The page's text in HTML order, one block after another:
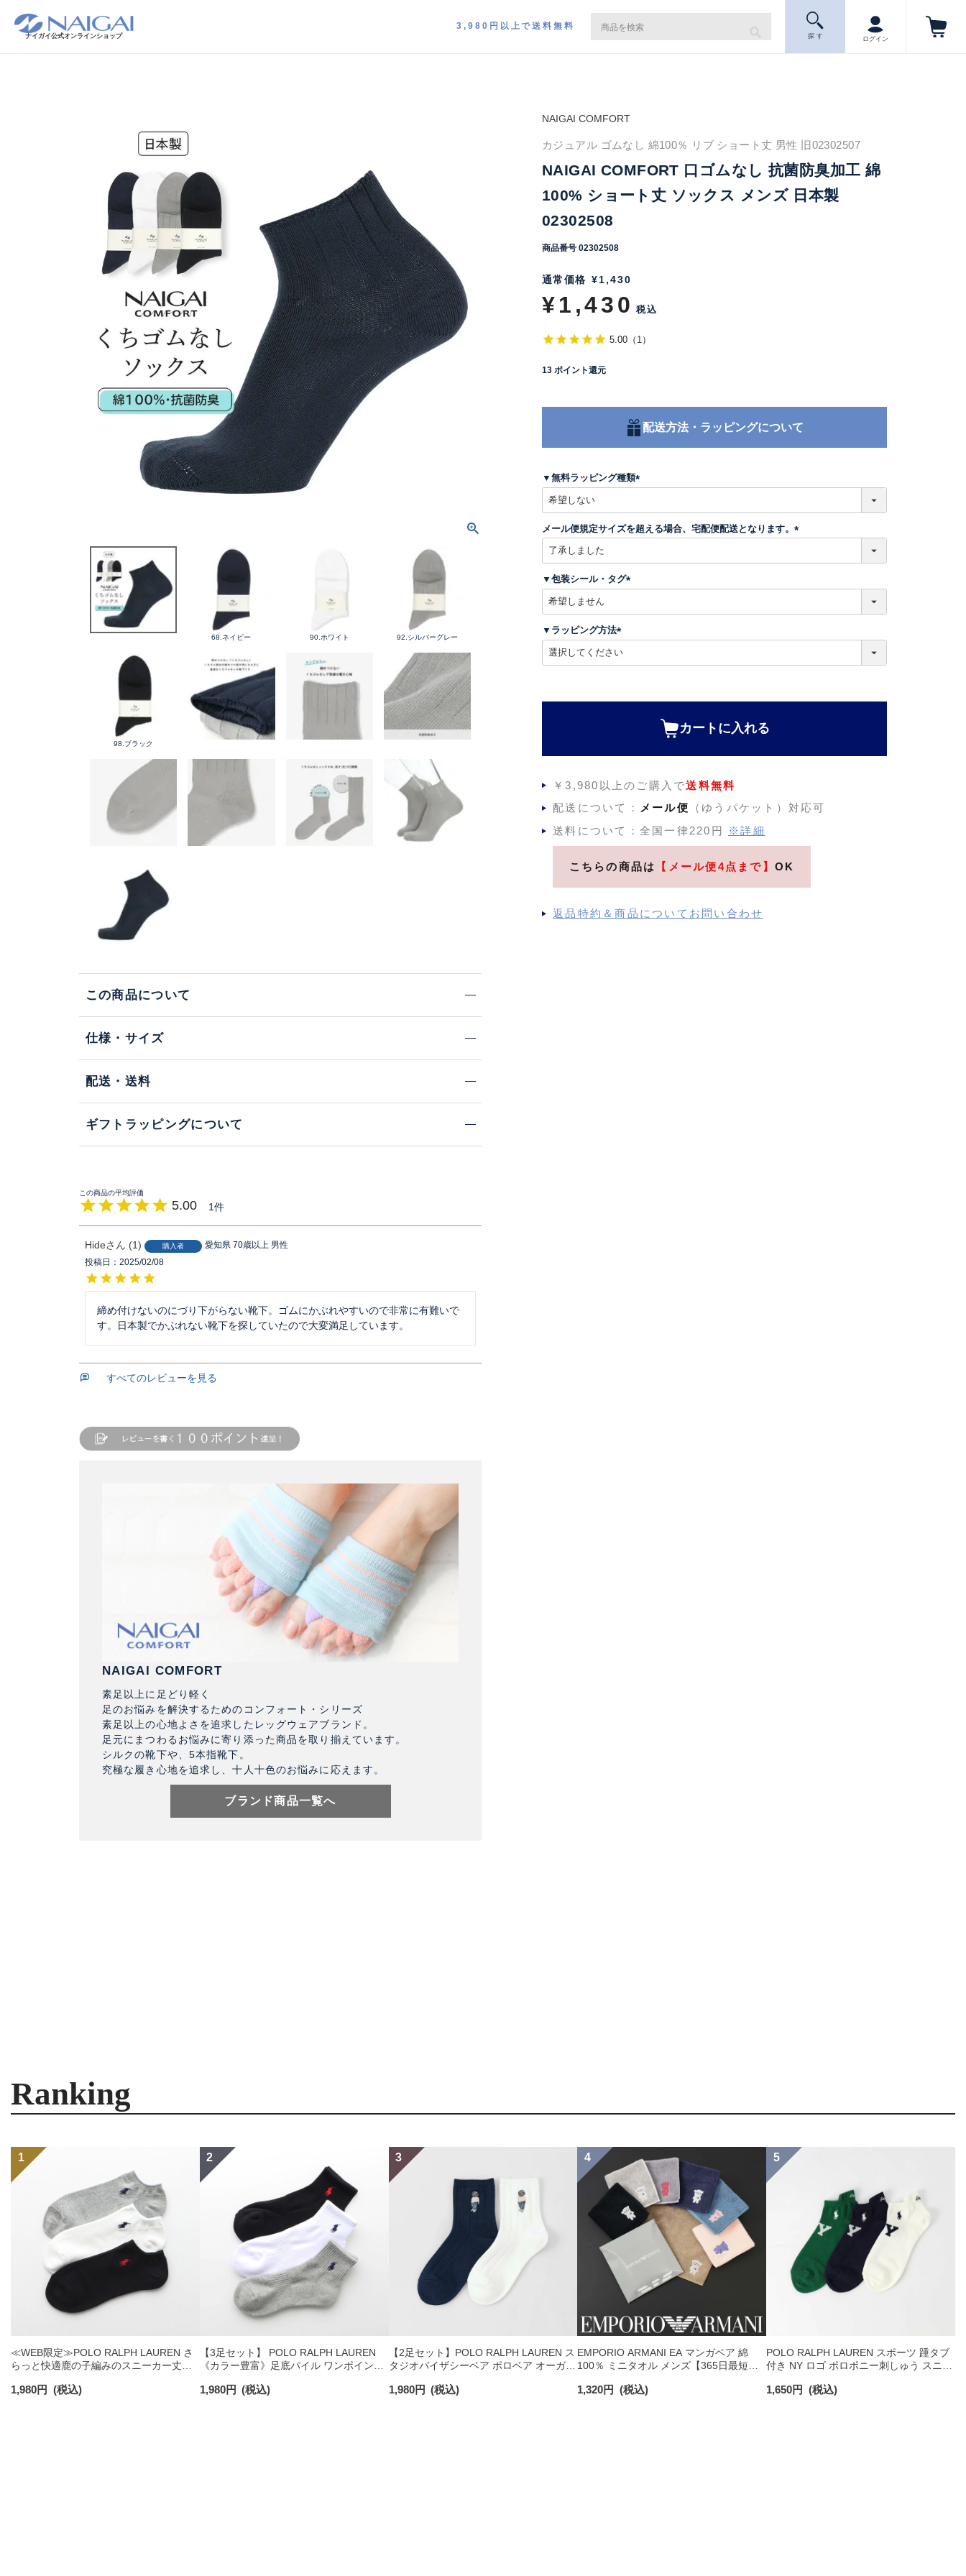
ナイガイ公式オンラインショップ
3,980円以上で送料無料
探 す ログイン
68.ネイビー 90.ホワイト 92.シルバーグレー
98.ブラック
この商品について
仕様・サイズ
配送・送料
ギフトラッピングについて
5.00 1
Hide 1 購入者 愛知県 70歳以上 男性
投稿日
2025/02/08
締め付けないのにづり下がらない靴下。ゴムにかぶれやすいので非常に有難いで
す。日本製でかぶれない靴下を探していたので大変満足しています。
すべてのレビューを見る
NAIGAI COMFORT
素足以上に足どり軽く
足のお悩みを解決するためのコンフォート・シリーズ
素足以上の心地よさを追求したレッグウェアブランド。
足元にまつわるお悩みに寄り添った商品を取り揃えています。
シルクの靴下や、5本指靴下。
究極な履き心地を追求し、十人十色のお悩みに応えます。
ブランド商品一覧へ
NAIGAI COMFORT
カジュアル ゴムなし 綿100％ リブ ショート丈 男性 旧02302507
NAIGAI COMFORT 口ゴムなし 抗菌防臭加工 綿
100% ショート丈 ソックス メンズ 日本製
02302508
商品番号 02302508
通常価格 ¥1,430
¥1,430 税込
5.00 （ 1）
13 ポイント還元
配送方法・ラッピングについて
▼無料ラッピング種類
須
)
メール便規定サイズを超える場合、宅配便配送となります。
)
▼包装シール・タグ
)
▼ラッピング方法
カートに入れる
￥3,980以上のご購入で送料無料
配送について： メール便
（ゆうパケット）対応可
送料について：全国一律220円
※詳細
こちらの商品は 【メール便4点まで】 OK
返品特約＆商品についてお問い合わせ
Ranking
≪WEB限定≫POLO RALPH LAUREN さ
らっと快適鹿の子編みのスニーカー丈ソ
ズ レディース 92022800
1,980円 (税込)
【3足セット】 POLO RALPH LAUREN
《カラー豊富》足底パイル ワンポイント
ンズ 92009604
1,980円 (税込)
【2足セット】POLO RALPH LAUREN ス
タジオバイザシーベア ポロベア オーガニ
ンズ レディース 92009650
1,980円 (税込)
EMPORIO ARMANI EA マンガベア 綿
100％ ミニタオル メンズ【365日最短翌
1,320円 (税込)
POLO RALPH LAUREN スポーツ 踵タブ
付き NY ロゴ ポロポニー刺しゅう スニー
ソックス 02022328
1,650円 (税込)